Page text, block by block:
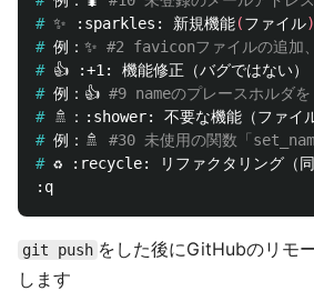
# ✨ :sparkles: 新規機能(ファイル)
# 例：✨ #2 faviconファイルの追加
#
# 例：👍 #9 nameのプレースホルダ
#
# 例：🚿 #30 未使用の関数「
#
git push をした後にGitHubのリモ
します